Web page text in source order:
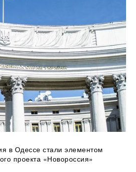
в Одессе стали элементом
проекта «Новороссия»